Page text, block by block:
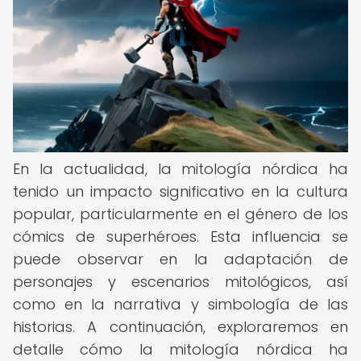
En la actualidad, la mitología nórdica ha
tenido un impacto significativo en la cultura
popular, particularmente en el género de los
cómics de superhéroes. Esta influencia se
puede observar en la adaptación de
personajes y escenarios mitológicos, así
como en la narrativa y simbología de las
historias. A continuación, exploraremos en
detalle cómo la mitología nórdica ha